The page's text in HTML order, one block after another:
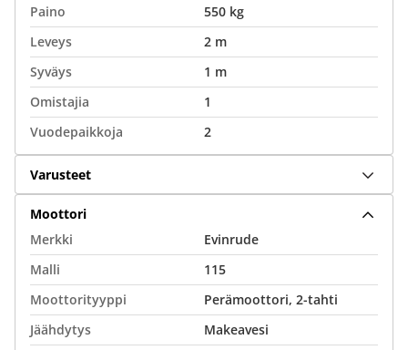
Paino
550 kg
Leveys
2 m
Syväys
1 m
Omistajia
1
Vuodepaikkoja
2
Varusteet
Moottori
Merkki
Evinrude
Malli
115
Moottorityyppi
Perämoottori, 2-tahti
Jäähdytys
Makeavesi